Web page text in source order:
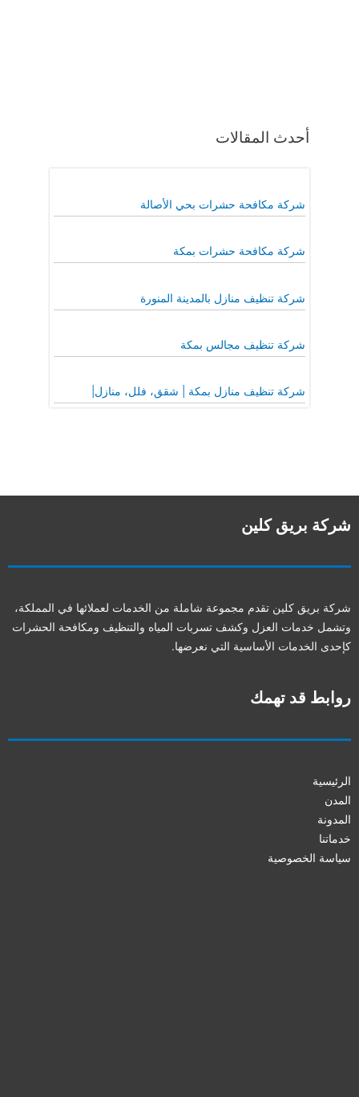
أحدث المقالات
شركة مكافحة حشرات بحي الأصالة
شركة مكافحة حشرات بمكة
شركة تنظيف منازل بالمدينة المنورة
شركة تنظيف مجالس بمكة
شركة تنظيف منازل بمكة | شقق، فلل، منازل|
شركة بريق كلين
شركة بريق كلين تقدم مجموعة شاملة من الخدمات لعملائها في المملكة،
وتشمل خدمات العزل وكشف تسربات المياه والتنظيف ومكافحة الحشرات
كإحدى الخدمات الأساسية التي نعرضها.
روابط قد تهمك
الرئيسية
المدن
المدونة
خدماتنا
سياسة الخصوصية